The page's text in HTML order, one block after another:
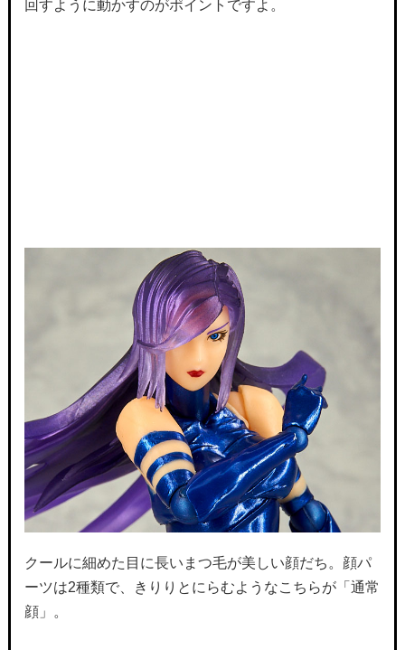
回すように動かすのがポイントですよ。
クールに細めた目に長いまつ毛が美しい顔だち。顔パ
ーツは2種類で、きりりとにらむようなこちらが「通常
顔」。